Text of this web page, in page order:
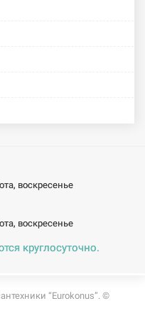
воскресенье
воскресенье
круглосуточно.
“Eurokonus”. ©